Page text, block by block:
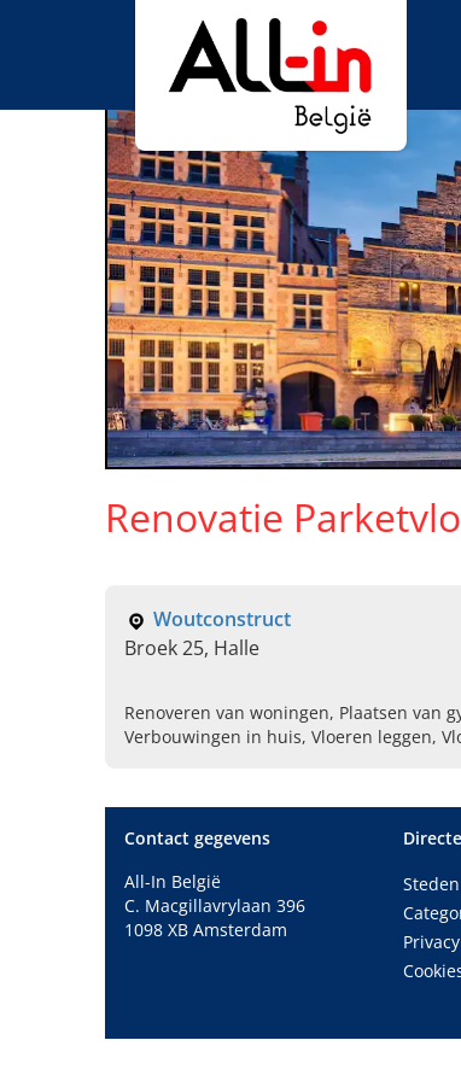
Renovatie
Woutconstruct
Broek 25, Halle
Renoveren van woningen, Plaatsen van
Verbouwingen in huis, Vloeren leggen,
Contact gegevens
All-In België
C. Macgillavrylaan 396
1098 XB Amsterdam
Steden